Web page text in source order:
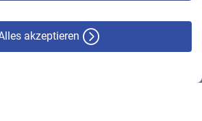
akzeptieren